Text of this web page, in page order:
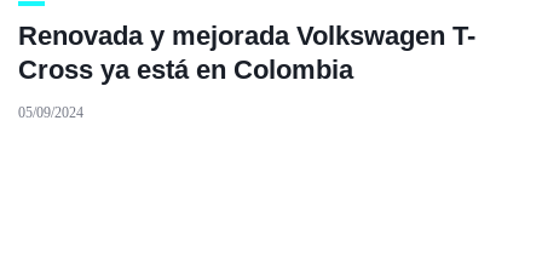
Renovada y mejorada Volkswagen T-
Cross ya está en Colombia
05/09/2024